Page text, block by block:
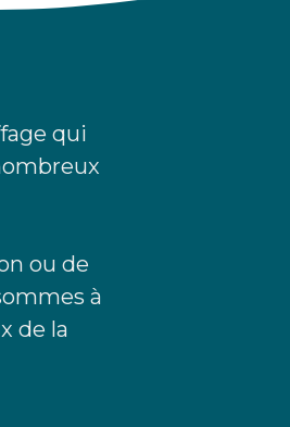
qui
ou de
à
de la